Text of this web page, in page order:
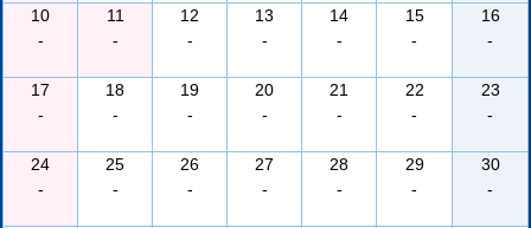
10
-
11
-
12
-
13
-
14
-
15
-
16
-
17
-
18
-
19
-
20
-
21
-
22
-
23
-
24
-
25
-
26
-
27
-
28
-
29
-
30
-